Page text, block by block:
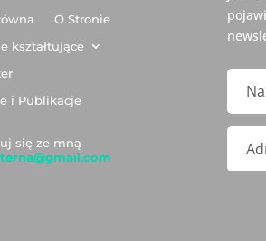
O Stronie
kształtujące
i Publikacje
się ze mną